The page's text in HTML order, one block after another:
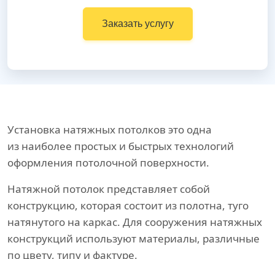
Заказать услугу
Установка натяжных потолков это одна
из наиболее простых и быстрых технологий
оформления потолочной поверхности.
Натяжной потолок представляет собой
конструкцию, которая состоит из полотна, туго
натянутого на каркас. Для сооружения натяжных
конструкций используют материалы, различные
по цвету, типу и фактуре.